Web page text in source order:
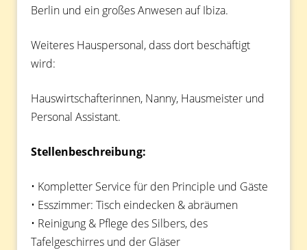
Berlin und ein großes Anwesen auf Ibiza.
Weiteres Hauspersonal, dass dort beschäftigt
wird:
Hauswirtschafterinnen, Nanny, Hausmeister und
Personal Assistant.
Stellenbeschreibung:
• Kompletter Service für den Principle und Gäste
• Esszimmer: Tisch eindecken & abräumen
• Reinigung & Pflege des Silbers, des
Tafelgeschirres und der Gläser